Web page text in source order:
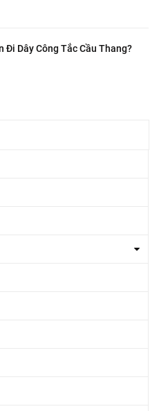
Đi Dây Công Tắc Cầu Thang?